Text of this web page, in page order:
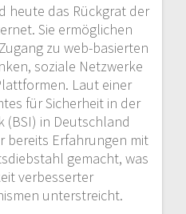
heute das Rückgrat der
Sie ermöglichen
zu web-basierten
soziale Netzwerke
Laut einer
für Sicherheit in der
in Deutschland
bereits Erfahrungen mit
gemacht, was
verbesserter
unterstreicht.